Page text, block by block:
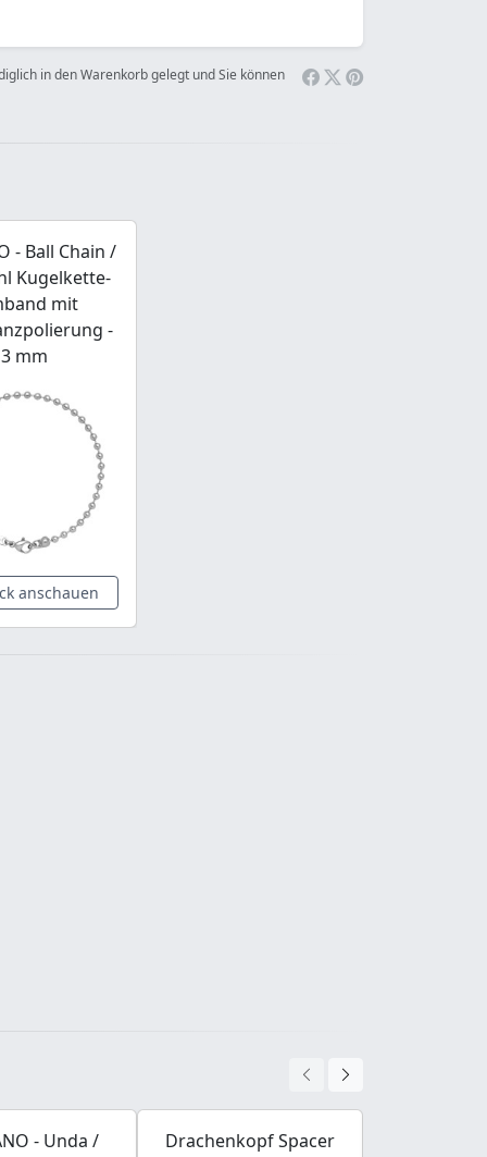
in den Warenkorb gelegt und Sie können
- Ball Chain /
Kugelkette-
mit
-
3 mm
anschauen
- Unda /
Drachenkopf Spacer